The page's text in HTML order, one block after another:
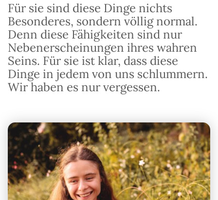
Für sie sind diese Dinge nichts
Besonderes, sondern völlig normal.
Denn diese Fähigkeiten sind nur
Nebenerscheinungen ihres wahren
Seins. Für sie ist klar, dass diese
Dinge in jedem von uns schlummern.
Wir haben es nur vergessen.